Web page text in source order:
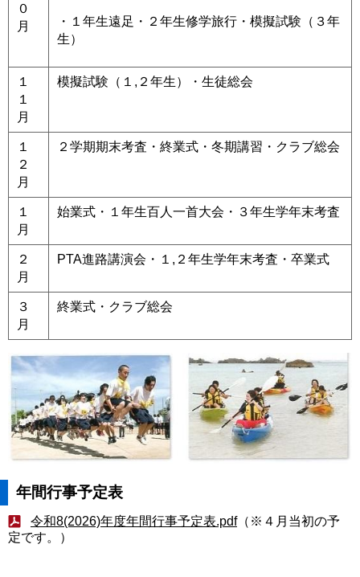
０
月
・１年生遠足・２年生修学旅行・ 模擬試験（３年
生）
１
１
月
模擬試験（ １,２ 年生）・生徒総会
１
２
月
２学期期末考査・終業式・冬期講習・クラブ総会
１
月
始業式・１年生百人一首大会・３年生学年末考査
２
月
PTA進路講演会・１,２年生学年末考査・卒業式
３
月
終業式・クラブ総会
年間行事予定表
令和8(2026)年度年間行事予定表.pdf（※４月当初の予
定です。）